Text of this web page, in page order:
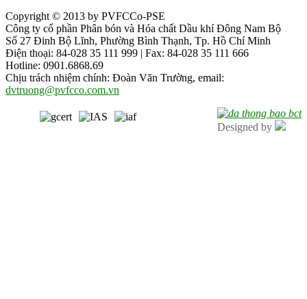
Copyright © 2013 by PVFCCo-PSE
Công ty cổ phần Phân bón và Hóa chất Dầu khí Đông Nam Bộ
Số 27 Đinh Bộ Lĩnh, Phường Bình Thạnh, Tp. Hồ Chí Minh
Điện thoại: 84-028 35 111 999 | Fax: 84-028 35 111 666
Hotline: 0901.6868.69
Chịu trách nhiệm chính: Đoàn Văn Trường, email:
dvtruong@pvfcco.com.vn
Designed by